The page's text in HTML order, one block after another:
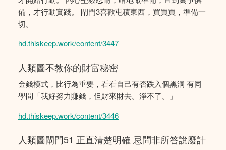
備，才行動實踐。 閘門3喜歡屯積東西，買買買，準備一
切。
hd.thiskeep.work/content/3447
人類圖不教你的財富秘密
金錢模式，比行為重要，看看自己有否跌入個黑洞 有同
學問「我好努力賺錢，但財來財去。淨不了。」
hd.thiskeep.work/content/3446
人類圖閘門51 正直清楚明確 忌問非所答說廢計